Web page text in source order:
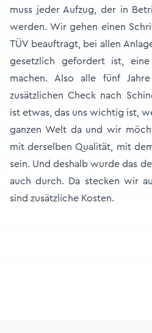
muss jeder Aufzug, der in
werden. Wir gehen einen
TÜV beauftragt, bei allen
gesetzlich gefordert ist,
machen. Also alle fünf
zusätzlichen Check nach
ist etwas, das uns wichtig ist,
ganzen Welt da und wir
mit derselben Qualität, mit
sein. Und deshalb wurde das
auch durch. Da stecken wir
sind zusätzliche Kosten.